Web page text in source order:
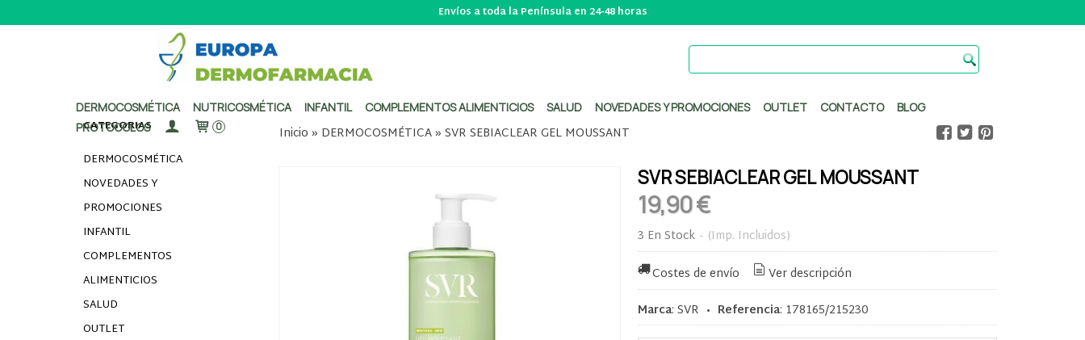
Envíos a toda la Península en 24-48 horas
DERMOCOSMÉTICA NUTRICOSMÉTICA INFANTIL COMPLEMENTOS ALIMENTICIOS SALUD NOVEDADES Y PROMOCIONES OUTLET CONTACTO
BLOG
PROTOCOLOS
0
CATEGORÍAS
DERMOCOSMÉTICA
NOVEDADES Y
PROMOCIONES
INFANTIL
COMPLEMENTOS
ALIMENTICIOS
SALUD
OUTLET
Inicio » DERMOCOSMÉTICA» SVR SEBIACLEAR GEL MOUSSANT
SVR SEBIACLEAR GEL MOUSSANT
19,90 €
3 En Stock - (Imp. Incluidos)
Costes de envío
Ver descripción
Marca: SVR • Referencia: 178165/215230